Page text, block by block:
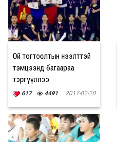
Ой тогтоолтын нээлттэй
тэмцээнд багаараа
тэргүүллээ
617 4491 2017-02-20